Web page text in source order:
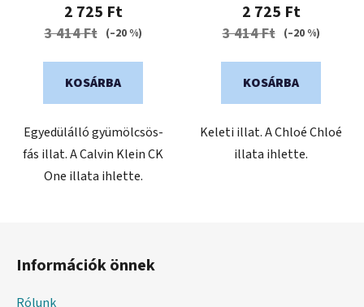
2 725 Ft
3 414 Ft (–20 %)
KOSÁRBA
Egyedülálló gyümölcsös-
fás illat. A Calvin Klein CK
One illata ihlette.
2 725 Ft
3 414 Ft (–20 %)
KOSÁRBA
Keleti illat. A Chloé Chloé
illata ihlette.
Információk önnek
Rólunk